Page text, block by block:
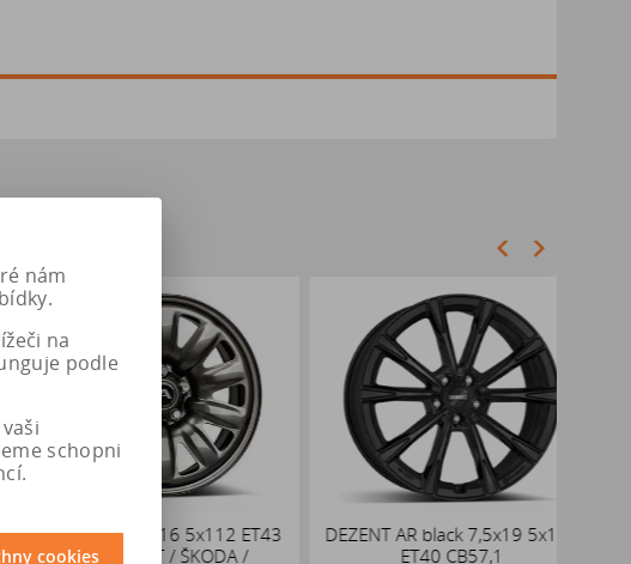
Hybrid 6 x 16 5x112 ET43
AUDI / SEAT / ŠKODA /
DEZENT AR black 7,5x19 5x112
ET40 CB57,1
nám
na
podle
schopni
cookies